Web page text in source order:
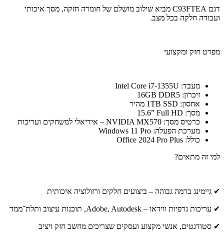
דגם C93FTEA מביא שילוב מושלם של חומרה חזקה, מסך איכותי
ועבודה חלקה בכל מצב.
מפרט חזק ומקצועי
מעבד: Intel Core i7-1355U
זיכרון: ‎16GB DDR5
אחסון: ‎1TB SSD מהיר
מסך: ‎15.6” Full HD
כרטיס מסך: NVIDIA MX570 – אידיאלי למשחקים ועריכות
מערכת הפעלה: Windows 11 Pro
כולל: Office 2024 Pro Plus
למי זה מתאים?
✔ גיימינג ברמה גבוהה – ביצועים חלקים ורזולוציה איכותית
✔ עריכות גרפיות ווידאו – Adobe, Autodesk, תוכנות עיצוב ותלת־ממד
✔ סטודנטים, אנשי מקצוע ועסקים שצריכים מחשב חזק ויציב